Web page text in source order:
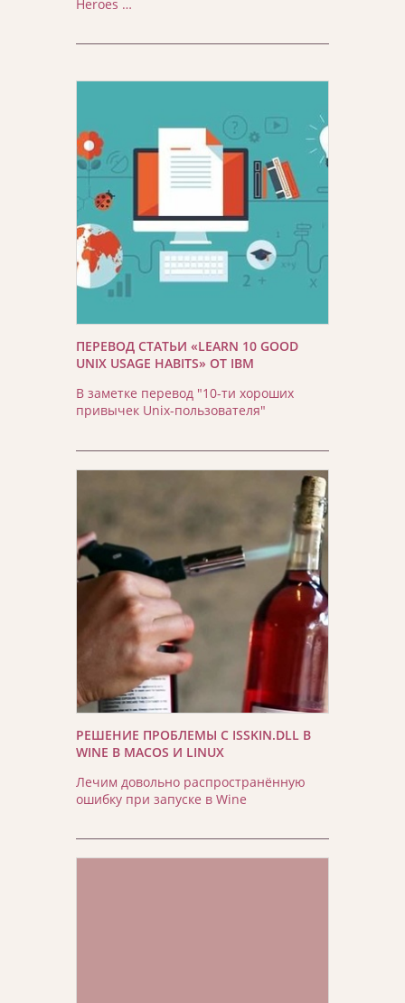
Heroes …
ПЕРЕВОД СТАТЬИ «LEARN 10 GOOD
UNIX USAGE HABITS» ОТ IBM
В заметке перевод "10-ти хороших
привычек Unix-пользователя"
РЕШЕНИЕ ПРОБЛЕМЫ С ISSKIN.DLL В
WINE В MACOS И LINUX
Лечим довольно распространённую
ошибку при запуске в Wine